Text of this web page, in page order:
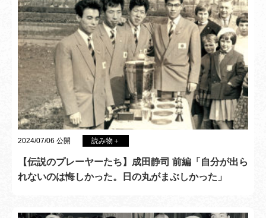
2024/07/06 公開 読み物＋
【伝説のプレーヤーたち】成田静司 前編「自分が出ら
れないのは悔しかった。日の丸がまぶしかった」